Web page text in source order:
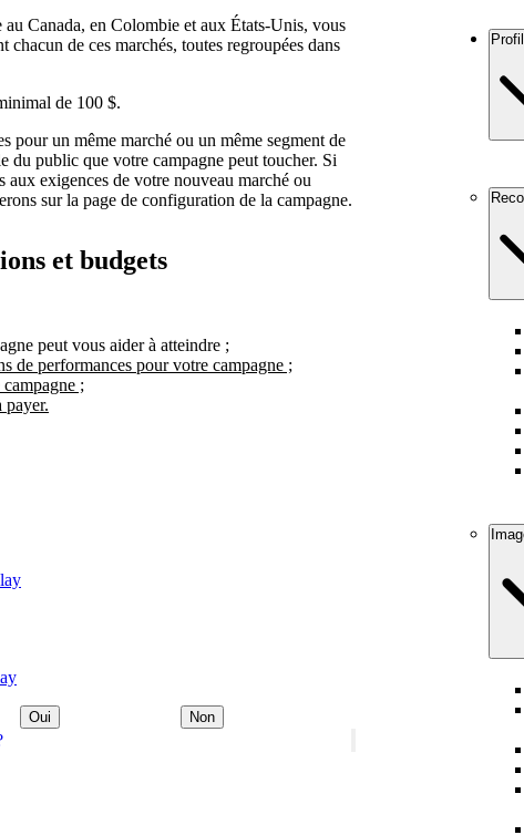
Canada, en Colombie et aux États-Unis, vous
de ces marchés, toutes regroupées dans
de 100 $.
pour un même marché ou un même segment de
du public que votre campagne peut toucher. Si
aux exigences de votre nouveau marché ou
sur la page de configuration de la campagne.
et budgets
peut vous aider à atteindre ;
de performances pour votre campagne ;
;
payer.
Oui Non